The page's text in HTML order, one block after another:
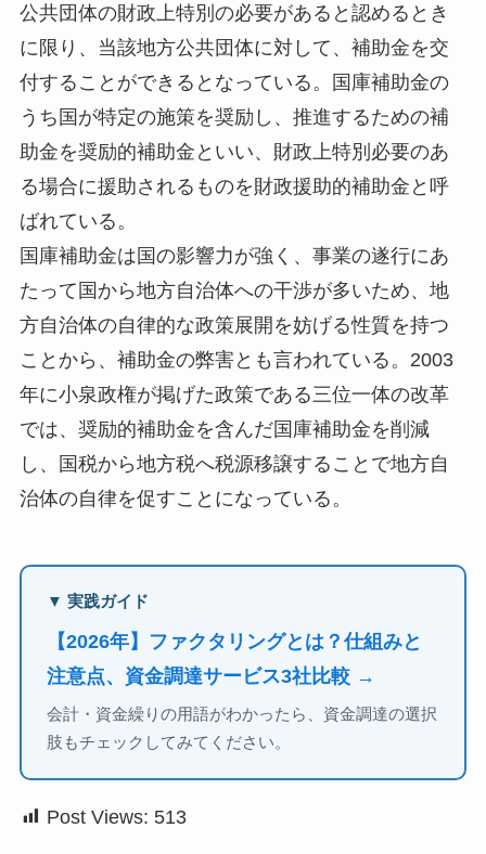
公共団体の財政上特別の必要があると認めるとき
に限り、当該地方公共団体に対して、補助金を交
付することができるとなっている。国庫補助金の
うち国が特定の施策を奨励し、推進するための補
助金を奨励的補助金といい、財政上特別必要のあ
る場合に援助されるものを財政援助的補助金と呼
ばれている。
国庫補助金は国の影響力が強く、事業の遂行にあ
たって国から地方自治体への干渉が多いため、地
方自治体の自律的な政策展開を妨げる性質を持つ
ことから、補助金の弊害とも言われている。2003
年に小泉政権が掲げた政策である三位一体の改革
では、奨励的補助金を含んだ国庫補助金を削減
し、国税から地方税へ税源移譲することで地方自
治体の自律を促すことになっている。
▼ 実践ガイド
【2026年】ファクタリングとは？仕組みと
注意点、資金調達サービス3社比較 →
会計・資金繰りの用語がわかったら、資金調達の選択
肢もチェックしてみてください。
Post Views: 513